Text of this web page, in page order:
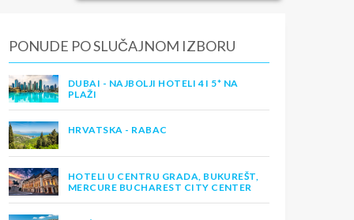
PONUDE PO SLUČAJNOM IZBORU
DUBAI - NAJBOLJI HOTELI 4 I 5* NA
PLAŽI
HRVATSKA - RABAC
HOTELI U CENTRU GRADA, BUKUREŠT,
MERCURE BUCHAREST CITY CENTER